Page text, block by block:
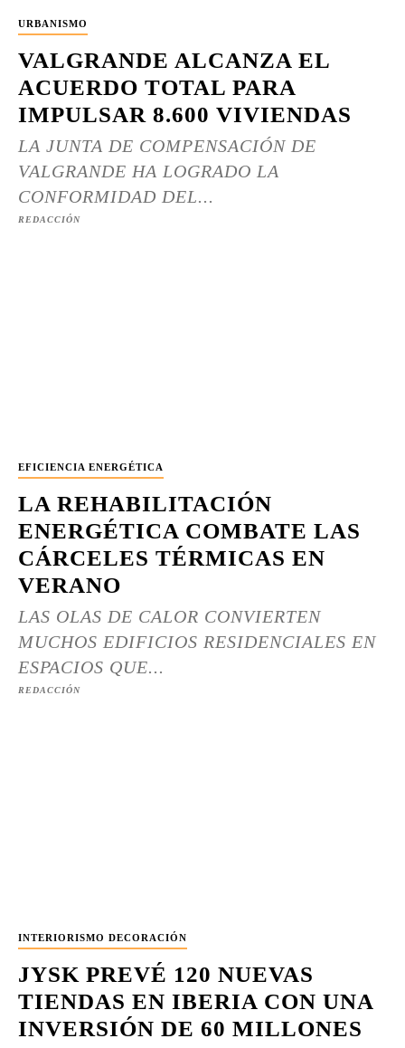
URBANISMO
VALGRANDE ALCANZA EL
ACUERDO TOTAL PARA
IMPULSAR 8.600 VIVIENDAS
LA JUNTA DE COMPENSACIÓN DE
VALGRANDE HA LOGRADO LA
CONFORMIDAD DEL...
REDACCIÓN
EFICIENCIA ENERGÉTICA
LA REHABILITACIÓN
ENERGÉTICA COMBATE LAS
CÁRCELES TÉRMICAS EN
VERANO
LAS OLAS DE CALOR CONVIERTEN
MUCHOS EDIFICIOS RESIDENCIALES EN
ESPACIOS QUE...
REDACCIÓN
INTERIORISMO DECORACIÓN
JYSK PREVÉ 120 NUEVAS
TIENDAS EN IBERIA CON UNA
INVERSIÓN DE 60 MILLONES